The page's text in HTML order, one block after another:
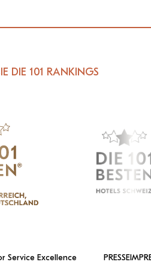
DIE 101 RANKINGS
Service Excellence PRESSE